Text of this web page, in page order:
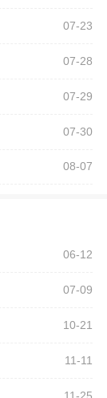
07-23
07-28
07-29
07-30
08-07
06-12
07-09
10-21
11-11
11-25